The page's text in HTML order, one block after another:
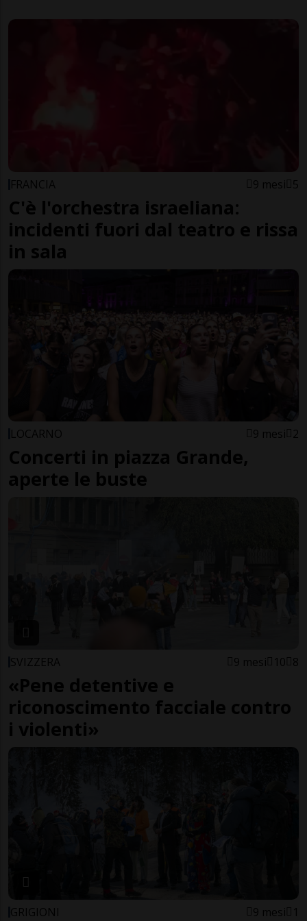
FRANCIA 9 mesi 5
C'è l'orchestra israeliana:
incidenti fuori dal teatro e rissa
in sala
LOCARNO 9 mesi 2
Concerti in piazza Grande,
aperte le buste
SVIZZERA 9 mesi 10 8
«Pene detentive e
riconoscimento facciale contro
i violenti»
GRIGIONI 9 mesi 1